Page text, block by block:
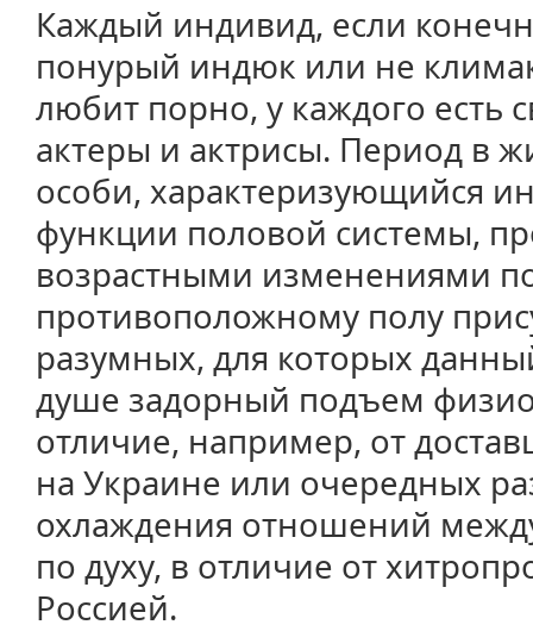
Каждый индивид, если
понурый индюк или не
любит порно, у каждого
актеры и актрисы. Период в
особи, характеризующийся
функции половой системы,
возрастными изменениями
противоположному полу
разумных, для которых
душе задорный подъем
отличие, например, от
на Украине или очередных
охлаждения отношений
по духу, в отличие от
Россией.